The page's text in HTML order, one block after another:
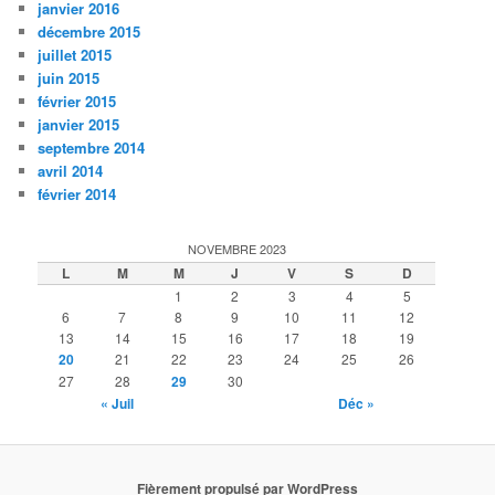
janvier 2016
décembre 2015
juillet 2015
juin 2015
février 2015
janvier 2015
septembre 2014
avril 2014
février 2014
NOVEMBRE 2023
L M M J V S D
1 2 3 4
5
6
7 8 9 10 11
12
13
14 15 16 17 18 19
20 21 22 23 24 25
26
27
28 29 30
« Juil Déc »
Fièrement propulsé par WordPress